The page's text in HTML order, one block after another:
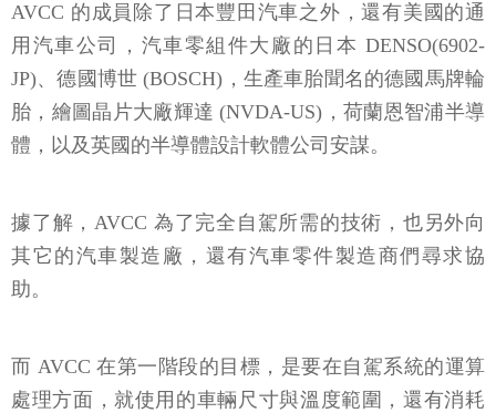
AVCC 的成員除了日本豐田汽車之外，還有美國的通
用汽車公司，汽車零組件大廠的日本 DENSO(6902-
JP)、德國博世 (BOSCH)，生產車胎聞名的德國馬牌輪
胎，繪圖晶片大廠輝達 (NVDA-US)，荷蘭恩智浦半導
體，以及英國的半導體設計軟體公司安謀。
據了解，AVCC 為了完全自駕所需的技術，也另外向
其它的汽車製造廠，還有汽車零件製造商們尋求協
助。
而 AVCC 在第一階段的目標，是要在自駕系統的運算
處理方面，就使用的車輛尺寸與溫度範圍，還有消耗